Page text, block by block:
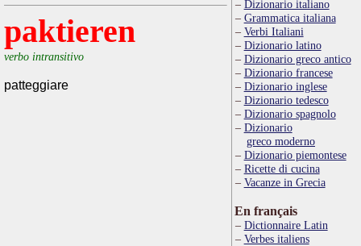
paktieren
verbo intransitivo
patteggiare
Dizionario italiano
Grammatica italiana
Verbi Italiani
Dizionario latino
Dizionario greco antico
Dizionario francese
Dizionario inglese
Dizionario tedesco
Dizionario spagnolo
Dizionario
greco moderno
Dizionario piemontese
Ricette di cucina
Vacanze in Grecia
En français
Dictionnaire Latin
Verbes italiens